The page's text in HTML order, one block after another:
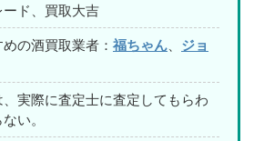
ード、買取大吉
の酒買取業者： 福ちゃん
ジョ
実際に査定士に査定してもらわ
い。